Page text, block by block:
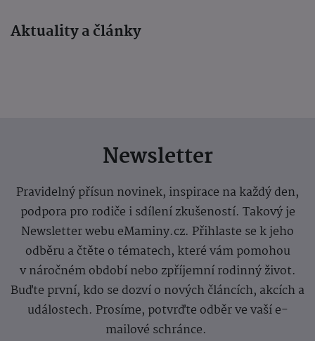
Aktuality a články
Newsletter
Pravidelný přísun novinek, inspirace na každý den,
podpora pro rodiče i sdílení zkušeností. Takový je
Newsletter webu eMaminy.cz. Přihlaste se k jeho
odběru a čtěte o tématech, které vám pomohou
v náročném období nebo zpříjemní rodinný život.
Buďte první, kdo se dozví o nových článcích, akcích a
událostech. Prosíme, potvrďte odběr ve vaší e-
mailové schránce.